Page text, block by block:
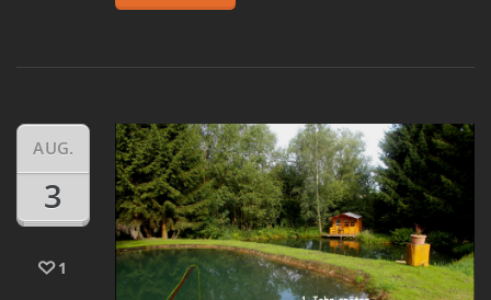
AUG.
3
1